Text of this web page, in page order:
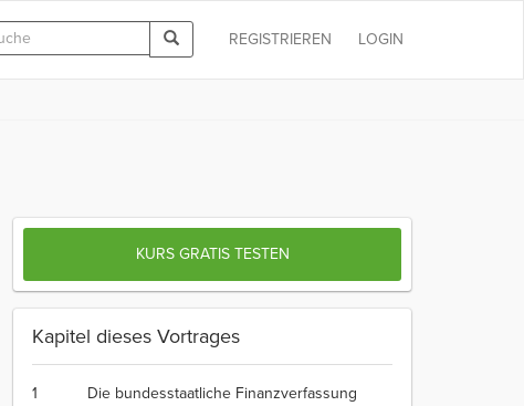
LOGIN
REGISTRIEREN
KURS GRATIS TESTEN
Kapitel dieses Vortrages
1 Die bundesstaatliche Finanzverfassung